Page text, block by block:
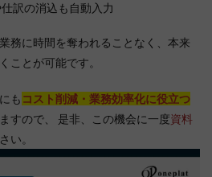
訳の消込も自動入力
務に時間を奪われることなく、本来
ことが可能です。
も コスト削減・業務効率化に役立つ
すので、 是非、この機会に一度資料
い。